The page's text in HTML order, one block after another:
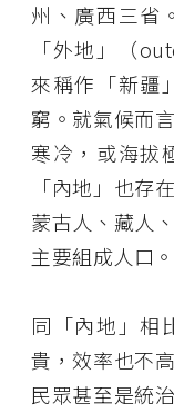
州、廣西三省
「外地」（
來稱作「新疆
窮。就氣候而
寒冷，或海拔
「內地」也存
蒙古人、藏人
主要組成人口。
同「內地」相
貴，效率也不
民眾甚至是統